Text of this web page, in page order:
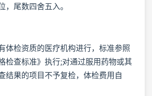
，尾数四舍五入。
体检资质的医疗机构进行，标准参照
检查标准》执行;对通过服用药物或其
结果的项目不予复检，体检费用自